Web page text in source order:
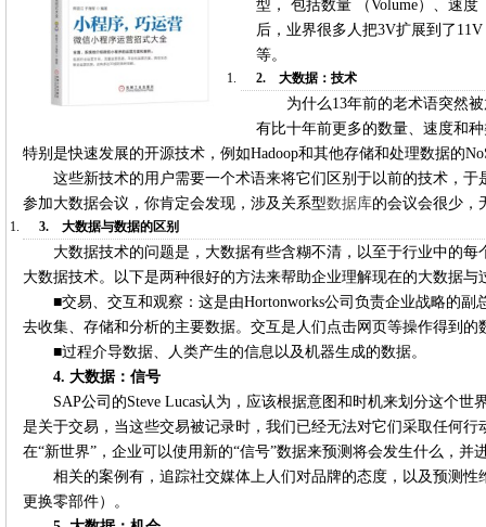
型， 包括数量 （Volume）、速度
后，业界很多人把3V扩展到了
等。
2. 大数据：技术
为什么13年前的老术语突然
有比十年前更多的数量、速度和
特别是快速发展的开源技术，例如Hadoop和其他存储和处理数据的
这些新技术的用户需要一个术语来将它们区别于以前的技术，
参加大数据会议，你肯定会发现，涉及关系型数据库的会议会很少，
3. 大数据与数据的区别
大数据技术的问题是，大数据有些含糊不清，以至于行业中的
大数据技术。以下是两种很好的方法来帮助企业理解现在的大数据与
■交易、交互和观察：这是由Hortonworks公司负责企业战略的副
去收集、存储和分析的主要数据。交互是人们点击网页等操作得到的
■过程介导数据、人类产生的信息以及机器生成的数据。
4. 大数据：信号
SAP公司的Steve Lucas认为，应该根据意图和时机来划分这个
是关于交易，当这些交易被记录时，我们已经无法对它们采取任何行
在“新世界”，企业可以使用新的“信号”数据来预测将会发生什么，并
相关的案例有，追踪社交媒体上人们对品牌的态度，以及预测
更换零部件）。